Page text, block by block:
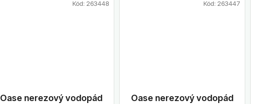
Oase nerezový vodopád
Kód: 263448
Oase nerezový vodopád
Kód: 263447